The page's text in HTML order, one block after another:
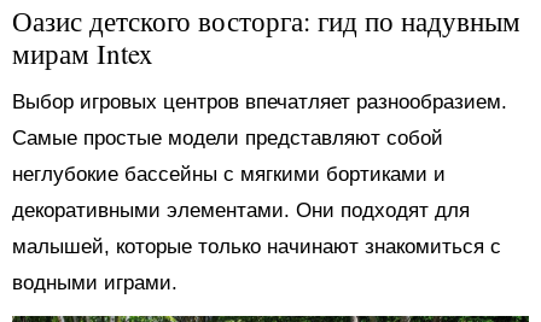
Оазис детского восторга: гид по надувным
мирам Intex
Выбор игровых центров впечатляет разнообразием.
Самые простые модели представляют собой
неглубокие бассейны с мягкими бортиками и
декоративными элементами. Они подходят для
малышей, которые только начинают знакомиться с
водными играми.